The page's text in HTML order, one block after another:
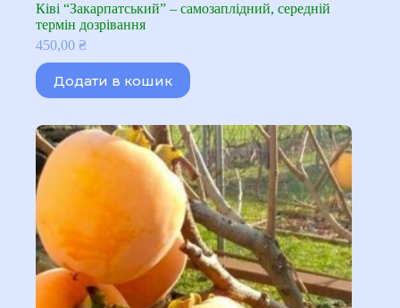
Ківі “Закарпатський” – самозаплідний, середній
термін дозрівання
450,00 ₴
Додати в кошик